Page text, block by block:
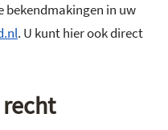
bekendmakingen in uw
. U kunt hier ook direct